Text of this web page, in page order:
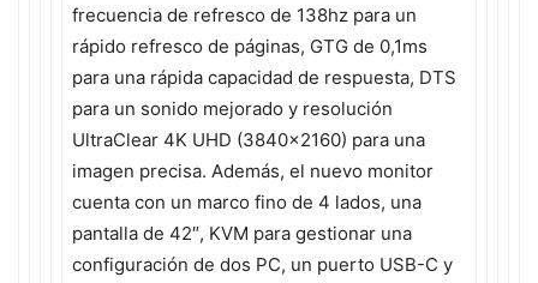
frecuencia de refresco de 138hz para un
rápido refresco de páginas, GTG de 0,1ms
para una rápida capacidad de respuesta, DTS
para un sonido mejorado y resolución
UltraClear 4K UHD (3840×2160) para una
imagen precisa. Además, el nuevo monitor
cuenta con un marco fino de 4 lados, una
pantalla de 42″, KVM para gestionar una
configuración de dos PC, un puerto USB-C y